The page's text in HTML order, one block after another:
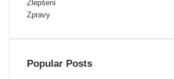
Zlepšení
Zpravy
Popular Posts